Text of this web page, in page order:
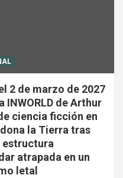
2 de marzo de 2027
INWORLD de Arthur
ciencia ficción en
la Tierra tras
estructura
atrapada en un
letal